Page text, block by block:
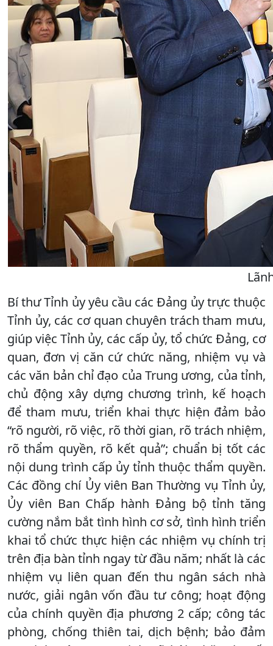
Bí thư Tỉnh ủy yêu cầu các Đảng ủy trực thuộc
Tỉnh ủy, các cơ quan chuyên trách tham mưu,
giúp việc Tỉnh ủy, các cấp ủy, tổ chức Đảng, cơ
quan, đơn vị căn cứ chức năng, nhiệm vụ và
các văn bản chỉ đạo của Trung ương, của tỉnh,
chủ động xây dựng chương trình, kế hoạch
để tham mưu, triển khai thực hiện đảm bảo
“rõ người, rõ việc, rõ thời gian, rõ trách nhiệm,
rõ thẩm quyền, rõ kết quả”; chuẩn bị tốt các
nội dung trình cấp ủy tỉnh thuộc thẩm quyền.
Các đồng chí Ủy viên Ban Thường vụ Tỉnh ủy,
Ủy viên Ban Chấp hành Đảng bộ tỉnh tăng
cường nắm bắt tình hình cơ sở, tình hình triển
khai tổ chức thực hiện các nhiệm vụ chính trị
trên địa bàn tỉnh ngay từ đầu năm; nhất là các
nhiệm vụ liên quan đến thu ngân sách nhà
nước, giải ngân vốn đầu tư công; hoạt động
của chính quyền địa phương 2 cấp; công tác
phòng, chống thiên tai, dịch bệnh; bảo đảm